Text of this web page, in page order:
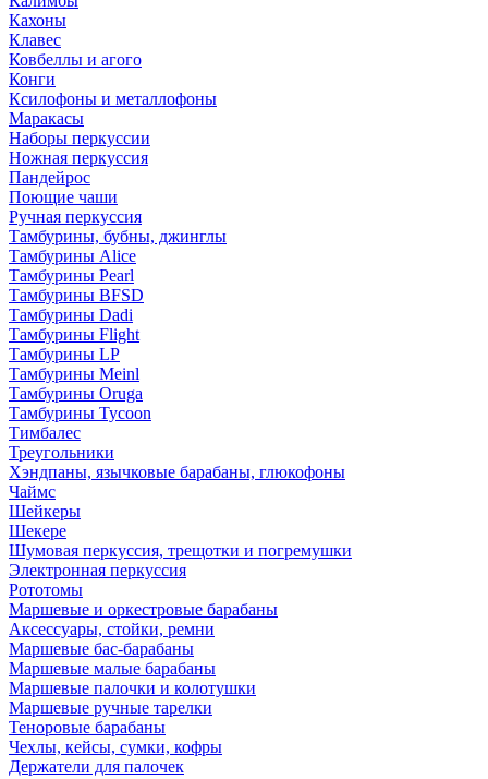
Кахоны
Клавес
Ковбеллы и агого
Конги
Ксилофоны и металлофоны
Маракасы
Наборы перкуссии
Ножная перкуссия
Пандейрос
Поющие чаши
Ручная перкуссия
Тамбурины, бубны, джинглы
Тамбурины Alice
Тамбурины Pearl
Тамбурины BFSD
Тамбурины Dadi
Тамбурины Flight
Тамбурины LP
Тамбурины Meinl
Тамбурины Oruga
Тамбурины Tycoon
Тимбалес
Треугольники
Хэндпаны, язычковые барабаны, глюкофоны
Чаймс
Шейкеры
Шекере
Шумовая перкуссия, трещотки и погремушки
Электронная перкуссия
Рототомы
Маршевые и оркестровые барабаны
Аксессуары, стойки, ремни
Маршевые бас-барабаны
Маршевые малые барабаны
Маршевые палочки и колотушки
Маршевые ручные тарелки
Теноровые барабаны
Чехлы, кейсы, сумки, кофры
Держатели для палочек